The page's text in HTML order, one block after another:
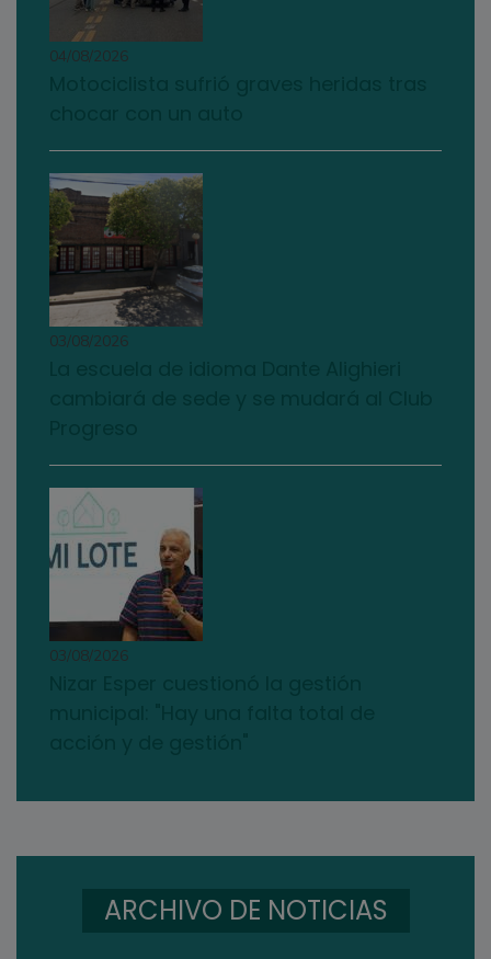
04/08/2026
03/08/2026
03/08/2026
ARCHIVO DE NOTICIAS